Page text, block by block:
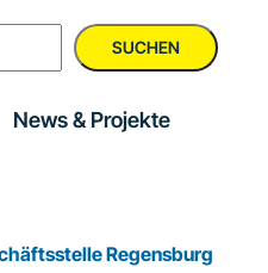
SUCHEN
News & Projekte
Regensburg